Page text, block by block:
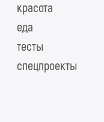
красота
еда
тесты
спецпроекты